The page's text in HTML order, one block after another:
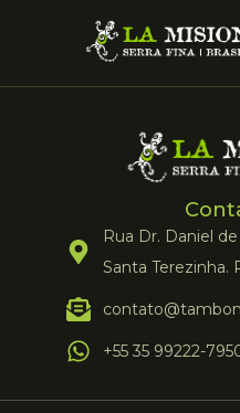
Rua Dr. Daniel de
Santa Terezinha.
+55 35 99222-